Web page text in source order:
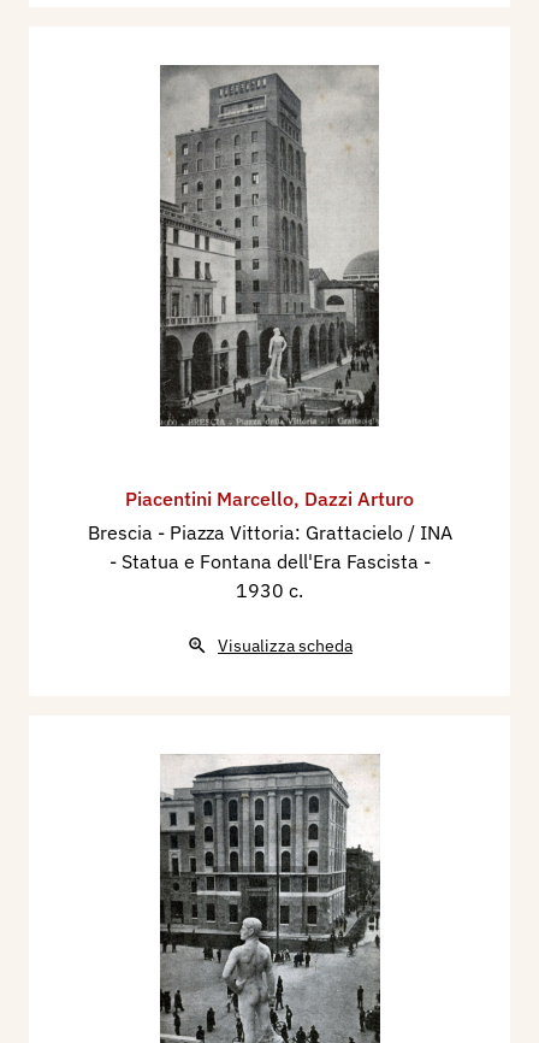
Piacentini Marcello, Dazzi Arturo
Brescia - Piazza Vittoria: Grattacielo / INA
- Statua e Fontana dell'Era Fascista -
1930 c.
Visualizza scheda